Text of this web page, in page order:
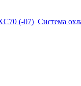
(-07) Система